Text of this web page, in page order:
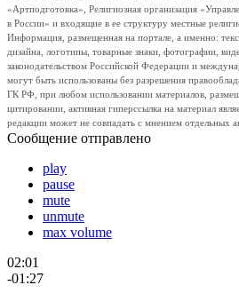
«Артподготовка», Религиозная организация
в России» и входящие в ее структуру местные
Информация, размещенная на портале, а именно:
дизайна, логотипы, товарные знаки, фотографии,
законодательством Российской Федерации и
могут быть использованы без разрешения
ГК РФ, при любом использовании материалов,
цитировании, активная гиперссылка на материал
редакции может не совпадать с мнением отдельных
Сообщение отправлено
play
pause
mute
unmute
max volume
02:01
-01:27